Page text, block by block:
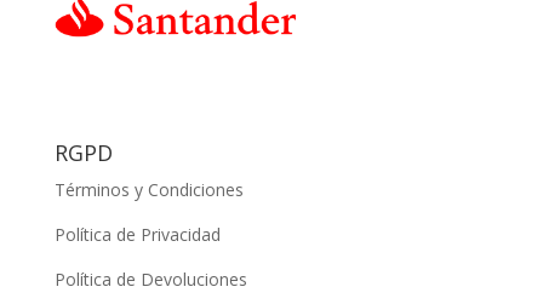
RGPD
Términos y Condiciones
Política de Privacidad
Política de Devoluciones